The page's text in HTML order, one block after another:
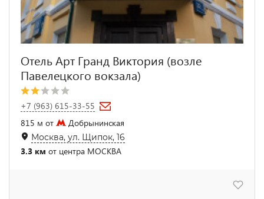
Отель Арт Гранд Виктория (возле
Павелецкого вокзала)
+7 (963) 615-33-55
815 м от
Добрынинская
Москва, ул. Щипок, 16
3.3 км от центра МОСКВА